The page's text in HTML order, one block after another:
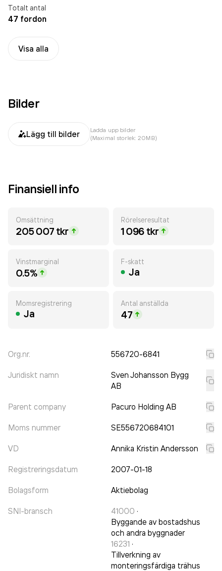
Totalt antal
47 fordon
Visa alla
Bilder
Lägg till bilder
Ladda upp bilder
(Maximal storlek: 20MB)
Finansiell info
Omsättning
205 007 tkr
Rörelseresultat
1 096 tkr
Vinstmarginal
0.5%
F-skatt
Ja
Momsregistrering
Ja
Antal anställda
47
Org.nr. 556720-6841
Juridiskt namn
Sven Johansson Bygg
AB
Parent company Pacuro Holding AB
Moms nummer SE556720684101
VD Annika Kristin Andersson
Registreringsdatum 2007-01-18
Bolagsform Aktiebolag
SNI-bransch 41000 ·
Byggande av bostadshus
och andra byggnader
16231 ·
Tillverkning av
monteringsfärdiga trähus